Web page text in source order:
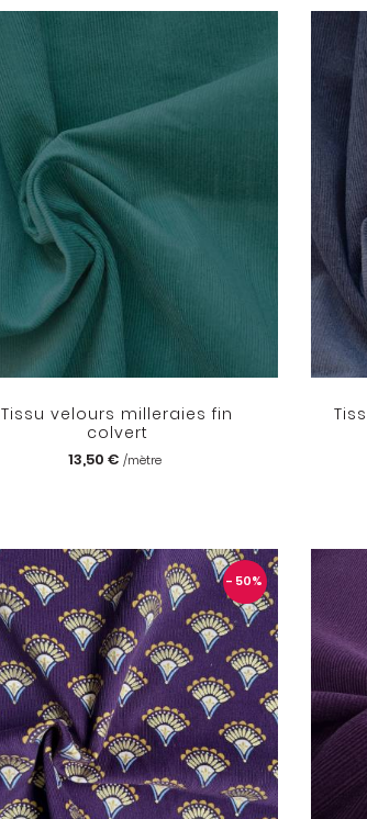
Tissu velours milleraies fin
colvert
13,50 € /mètre
- 50%